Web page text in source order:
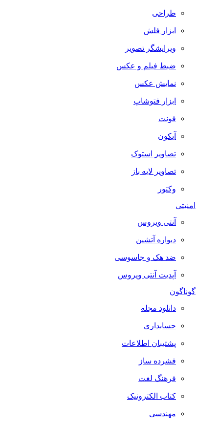
طراحی
ابزار فلش
ویرایشگر تصویر
ضبط فيلم و عكس
نمایش عکس
ابزار فتوشاپ
فونت
آیکون
تصاویر استوک
تصاویر لایه باز
وکتور
امنیتی
آنتی ویروس
دیواره آتشین
ضد هک و جاسوسی
آپدیت آنتی ویروس
گوناگون
دانلود مجله
حسابداری
پشتیبان اطلاعات
فشرده ساز
فرهنگ لغت
کتاب الکترونیک
مهندسی